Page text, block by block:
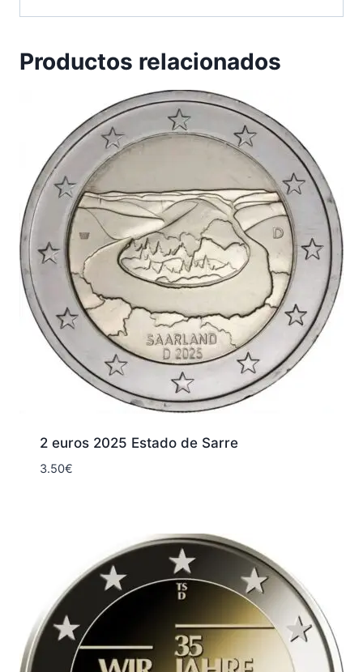
Productos relacionados
2 euros 2025 Estado de Sarre
3.50€